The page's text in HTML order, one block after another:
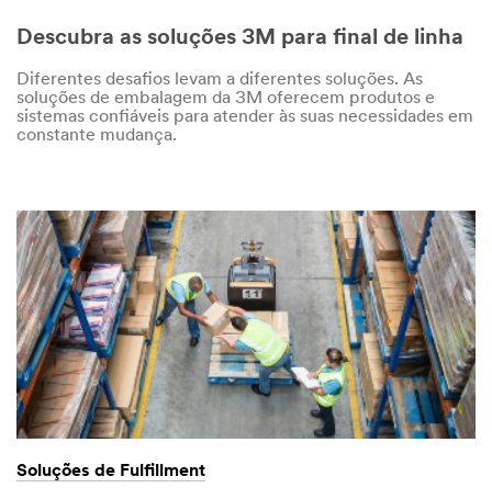
Descubra as soluções 3M para final de linha
Diferentes desafios levam a diferentes soluções. As
soluções de embalagem da 3M oferecem produtos e
sistemas confiáveis para atender às suas necessidades em
constante mudança.
Soluções de Fulfillment